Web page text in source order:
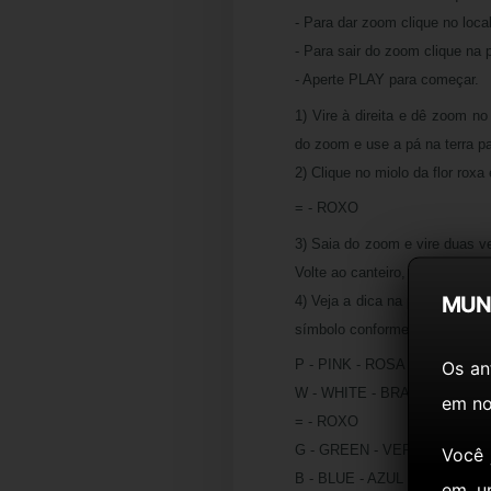
Os
em
Você
- Para dar zoom clique no
- Para sair do zoom clique na
- Aperte PLAY para começar.
1) Vire à direita e dê zoom
do zoom e use a pá na terra
2) Clique no miolo da flor roxa
= - ROXO
3) Saia do zoom e vire duas
Volte ao canteiro, pegue mais
4) Veja a dica na parede e
símbolo conforme a dica (item
P - PINK - ROSA
W - WHITE - BRANCO
= - ROXO
G - GREEN - VERDE
B - BLUE - AZUL